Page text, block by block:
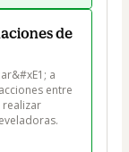
de
a
entre
realizar